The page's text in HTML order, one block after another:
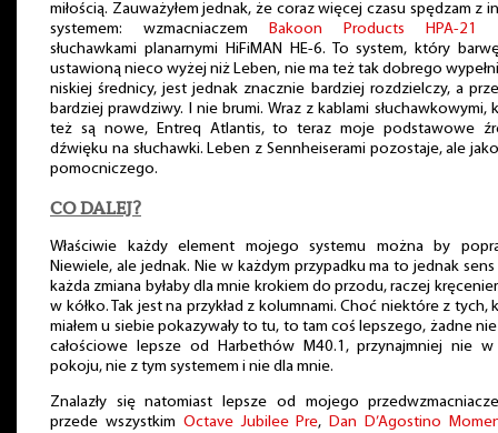
miłością. Zauważyłem jednak, że coraz więcej czasu spędzam z
systemem: wzmacniaczem Bakoon Products HPA-21
słuchawkami planarnymi HiFiMAN HE-6. To system, który
ustawioną nieco wyżej niż Leben, nie ma też tak dobrego
niskiej średnicy, jest jednak znacznie bardziej rozdzielczy, a
bardziej prawdziwy. I nie brumi. Wraz z kablami słuchawkowymi,
też są nowe, Entreq Atlantis, to teraz moje podstawowe
dźwięku na słuchawki. Leben z Sennheiserami pozostaje, ale
pomocniczego.
CO DALEJ?
Właściwie każdy element mojego systemu można by
Niewiele, ale jednak. Nie w każdym przypadku ma to jednak
każda zmiana byłaby dla mnie krokiem do przodu, raczej
w kółko. Tak jest na przykład z kolumnami. Choć niektóre z tych,
miałem u siebie pokazywały to tu, to tam coś lepszego, żadne nie
całościowe lepsze od Harbethów M40.1, przynajmniej nie
pokoju, nie z tym systemem i nie dla mnie.
Znalazły się natomiast lepsze od mojego
przede wszystkim Octave Jubilee Pre,Dan D’Agostino